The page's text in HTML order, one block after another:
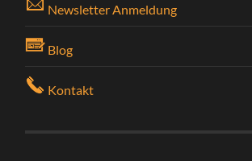
Newsletter Anmeldung
Blog
Kontakt